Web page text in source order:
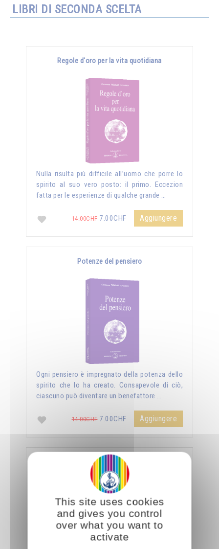
LIBRI DI SECONDA SCELTA
Regole d'oro per la vita quotidiana
Nulla risulta più difficile all’uomo che porre lo
spirito al suo vero posto: il primo. Eccezion
fatta per le esperienze di qualche grande …
14.00CHF7.00CHF Aggiungere
Potenze del pensiero
Ogni pensiero è impregnato della potenza dello
spirito che lo ha creato. Consapevole di ciò,
ciascuno può diventare un benefattore …
14.00CHF7.00CHF Aggiungere
La sessualità forza del cielo
This site uses cookies
and gives you control
over what you want to
activate